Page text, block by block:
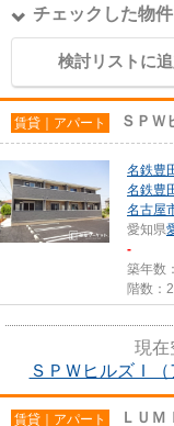
チェックした物
検討リストに
賃貸｜アパート ＳＰＷ
名鉄豊
名鉄豊
名古屋
愛知県
-
築年数
階数：
現在
ＳＰＷヒルズＩ
賃貸｜アパート ＬＵＭ